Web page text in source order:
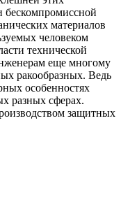
бескомпромиссной
материалов
человеком
технической
еще многому
ракообразных. Ведь
особенностях
разных сферах.
защитных